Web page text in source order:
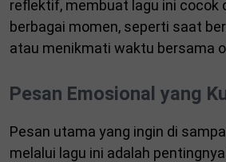
reflektif, membuat lagu ini cocok
berbagai momen, seperti saat
atau menikmati waktu bersama
Pesan Emosional yang
Pesan utama yang ingin di
melalui lagu ini adalah